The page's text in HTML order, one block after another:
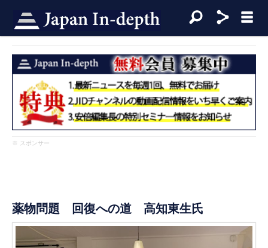
※ スポンサー
薬物問題 回復への道 高知東生氏